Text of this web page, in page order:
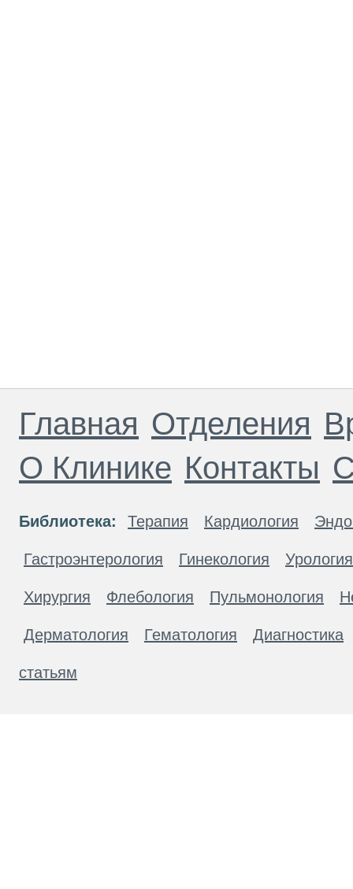
Главная Отделения
О Клинике Контакты
Библиотека: Терапия Кардиология
Гастроэнтерология Гинекология Урология
Хирургия Флебология Пульмонология
Дерматология Гематология Диагностика
статьям